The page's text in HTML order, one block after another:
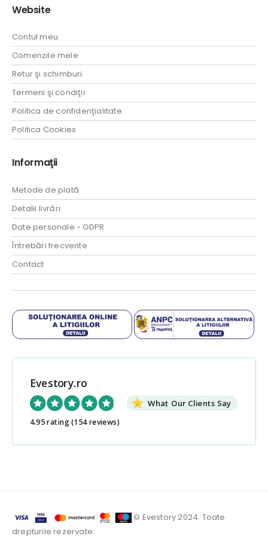
Website
Contul meu
Comenzile mele
Retur şi schimburi
Termeni şi condiţii
Politica de confidenţialitate
Politica Cookies
Informaţii
Metode de plată
Detalii livrări
Date personale - GDPR
Întrebări frecvente
Contact
Evestory.ro
What Our Clients Say
4.95 rating(154 reviews)
© Evestory 2024. Toate
drepturile rezervate.